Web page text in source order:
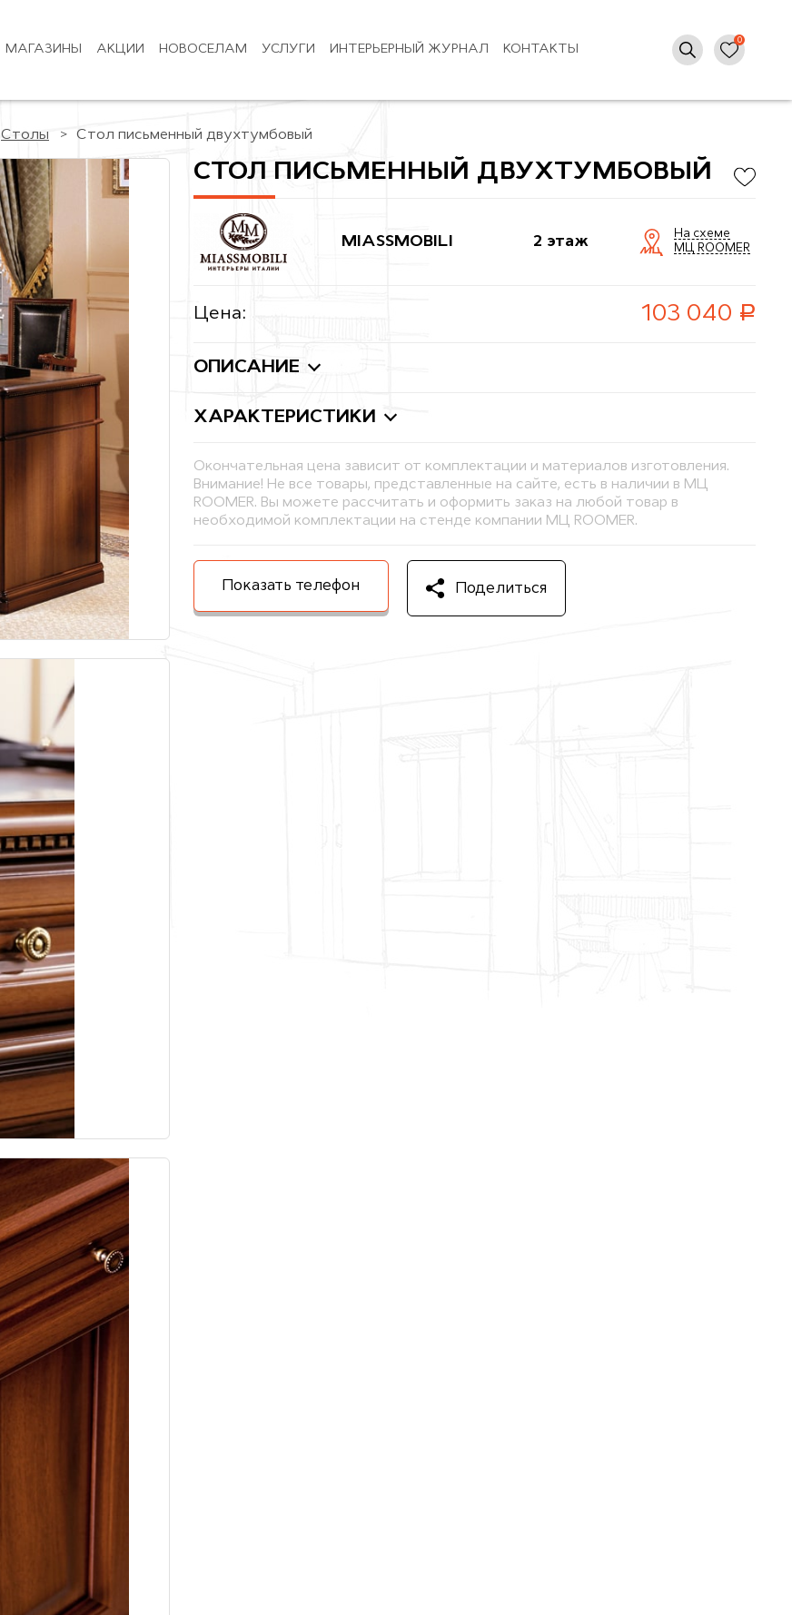
МАГАЗИНЫ АКЦИИ НОВОСЕЛАМ УСЛУГИ ИНТЕРЬЕРНЫЙ ЖУРНАЛ КОНТАКТЫ
Столы Стол письменный двухтумбовый
СТОЛ ПИСЬМЕННЫЙ ДВУХТУМБОВЫЙ
MIASSMOBILI 2 этаж
На схеме
МЦ ROOMER
Цена: 103 040 руб.
ОПИСАНИЕ
ХАРАКТЕРИСТИКИ
Окончательная цена зависит от комплектации и материалов изготовления.
Внимание! Не все товары, представленные на сайте, есть в наличии в МЦ
ROOMER. Вы можете рассчитать и оформить заказ на любой товар в
необходимой комплектации на стенде компании МЦ ROOMER.
Показать телефон Поделиться